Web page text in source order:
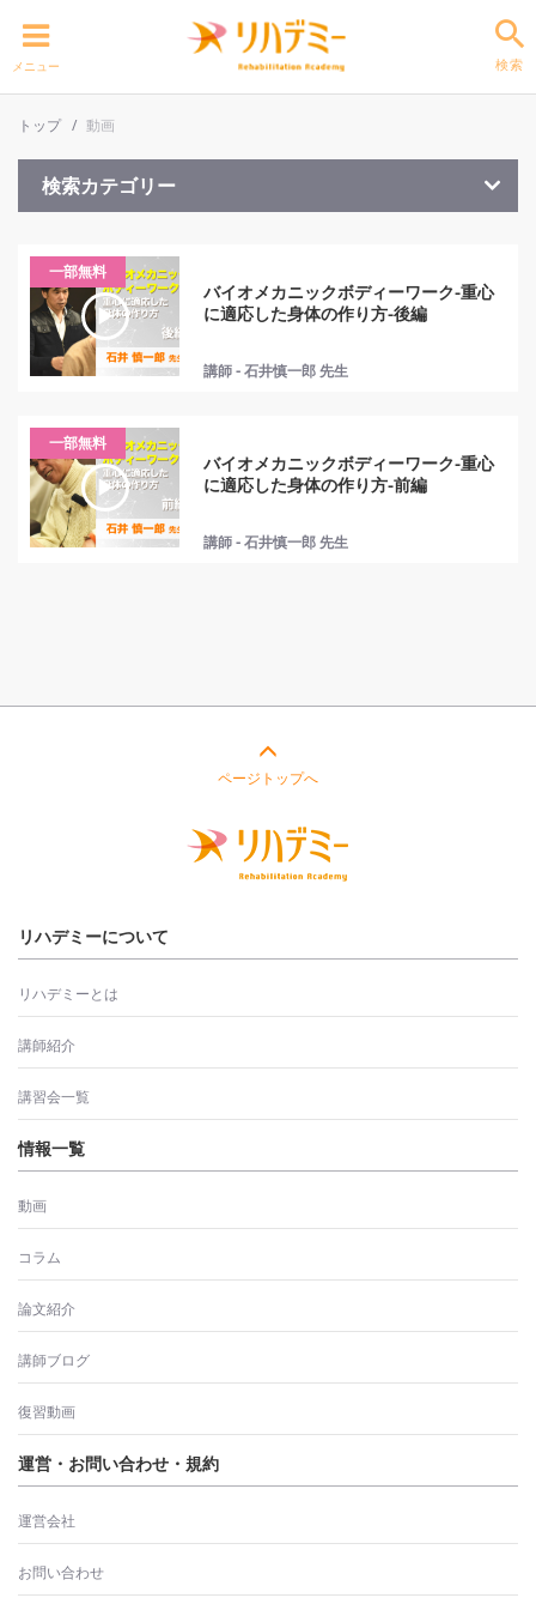
メニュー 検索
トップ 動画
検索カテゴリー
一部無料
バイオメカニックボディーワーク-重心
に適応した身体の作り方-後編
講師 - 石井慎一郎 先生
一部無料
バイオメカニックボディーワーク-重心
に適応した身体の作り方-前編
講師 - 石井慎一郎 先生
ページトップへ
リハデミーについて
リハデミーとは
講師紹介
講習会一覧
情報一覧
動画
コラム
論文紹介
講師ブログ
復習動画
運営・お問い合わせ・規約
運営会社
お問い合わせ